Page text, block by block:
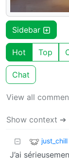
Sidebar
Hot Top
Chat
View all
Show context ➔
just_chill
J’ai